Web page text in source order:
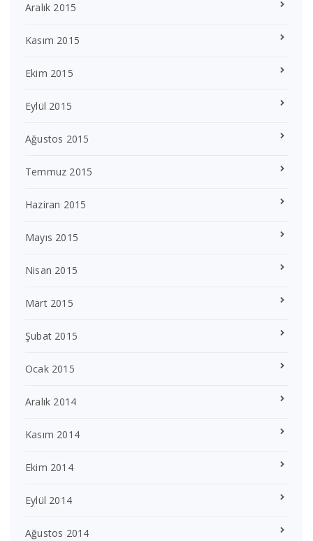
Aralık 2015
Kasım 2015
Ekim 2015
Eylül 2015
Ağustos 2015
Temmuz 2015
Haziran 2015
Mayıs 2015
Nisan 2015
Mart 2015
Şubat 2015
Ocak 2015
Aralık 2014
Kasım 2014
Ekim 2014
Eylül 2014
Ağustos 2014